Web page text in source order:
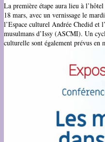
La première étape aura lieu à
18 mars, avec un vernissage le
l’Espace culturel Andrée Chedid et
musulmans d’Issy (ASCMI). Un
culturelle sont également prévus en